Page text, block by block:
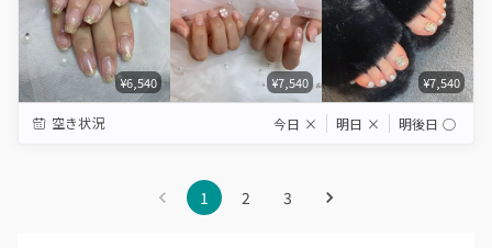
¥6,540 ¥7,540 ¥7,540
空き状況 今日 × 明日 × 明後日 ◯
1 2 3